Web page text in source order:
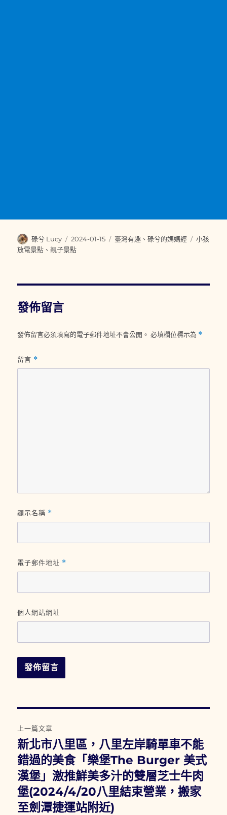
作
者
碌兮 Lucy
發
佈
2024-01-15
分
臺灣有趣 、碌兮的媽媽經
標
小孩
放電景點 、親子景點
發佈留言
發佈留言必須填寫的電子郵件地址不會公開。 必填欄位標示為 *
留言 *
顯示名稱 *
電子郵件地址 *
個人網站網址
章
導
覽
上一篇文章
上
一
篇
文
章:
新北市八里區，八里左岸騎單車不能
錯過的美食「樂堡The Burger 美式
漢堡」激推鮮美多汁的雙層芝士牛肉
堡(2024/4/20八里結束營業，搬家
至劍潭捷運站附近)